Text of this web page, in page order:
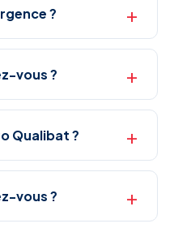
?
vous ?
Qualibat ?
vous ?